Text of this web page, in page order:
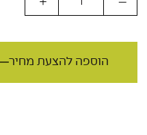
הוספה להצעת מחיר